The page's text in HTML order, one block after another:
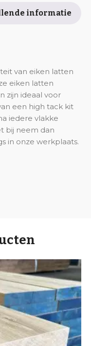
informatie
van eiken latten
eiken latten
zijn ideaal voor
een high tack kit
iedere vlakke
bij neem dan
in onze werkplaats.